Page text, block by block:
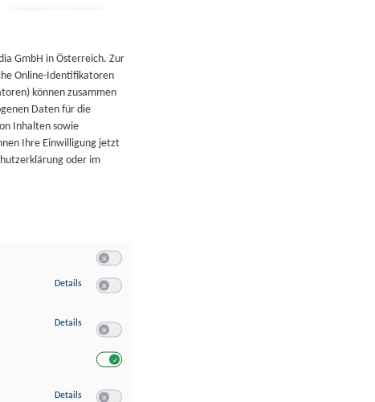
GmbH in Österreich. Zur
Online-Identifikatoren
können zusammen
Daten für die
Inhalten sowie
Ihre Einwilligung jetzt
oder im
Details zu Speichern von oder Zugriff auf Informationen auf einem Endgerät
Details zu Verwendung reduzierter Daten zur Auswahl von Werbeanzeigen
Details zu Erstellung von Profilen für personalisierte Werbung